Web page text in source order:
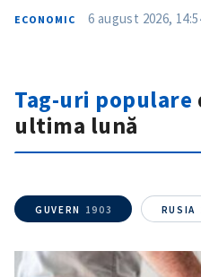
Trimite o informație
in English
ECONOMIC 6 august 2026,
Tag-uri populare
ultima lună
GUVERN 1903 RUSIA